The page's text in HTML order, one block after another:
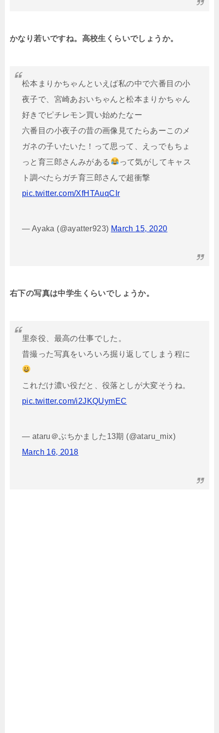
かなり若いですね。高校生くらいでしょうか。
松本まりかちゃんといえば私の中で六番目の小
夜子で、宮崎あおいちゃんと松本まりかちゃん
好きでピチレモン買い始めたなー
六番目の小夜子の昔の画像見てたらあーこのメ
ガネの子いたいた！って思って、えっでもちょ
っと育三郎さんみがある
って気がしてキャス
ト調べたらガチ育三郎さんで超衝撃
pic.twitter.com/XfHTAuqCIr
— Ayaka (@ayatter923) March 15, 2020
右下の写真は中学生くらいでしょうか。
里奈役、最高の仕事でした。
昔撮った写真をいろいろ掘り返してしまう程に
これだけ濃い役だと、役落としが大変そうね。
pic.twitter.com/i2JKQUymEC
— ataru＠ぶちかました13期 (@ataru_mix)
March 16, 2018